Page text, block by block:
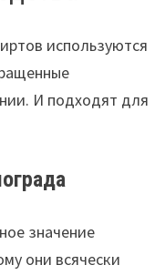
используются
И подходят для
значение
они всячески